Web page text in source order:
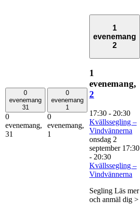
0
evenemang
31
0
evenemang,
31
0
evenemang
1
0
evenemang,
1
1
evenemang
2
1
evenemang,
2
17:30 - 20:30
Kvällssegling –
Vindvännerna
onsdag 2
september 17:30
- 20:30
Kvällssegling –
Vindvännerna
Segling Läs mer
och anmäl dig >